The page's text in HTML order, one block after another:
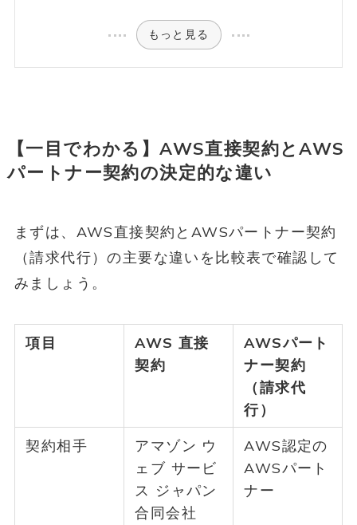
もっと見る
【一目でわかる】AWS直接契約とAWS
パートナー契約の決定的な違い
まずは、AWS直接契約とAWSパートナー契約
（請求代行）の主要な違いを比較表で確認して
みましょう。
項目
AWS 直接
契約
AWSパート
ナー契約
（請求代
行）
契約相手
アマゾン ウ
ェブ サービ
ス ジャパン
合同会社
AWS認定の
AWSパート
ナー